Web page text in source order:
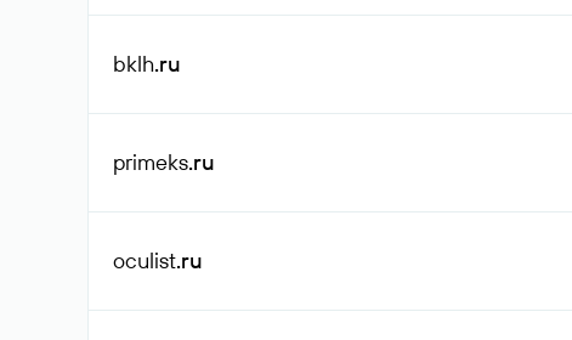
bklh.ru
primeks.ru
oculist.ru